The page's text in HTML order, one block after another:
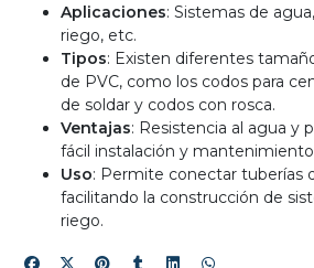
Aplicaciones: Sistemas de
riego, etc.
Tipos: Existen diferentes
de PVC, como los codos para
de soldar y codos con rosca.
Ventajas: Resistencia al agua y
fácil instalación y
Uso: Permite conectar tuberías
facilitando la construcción de
riego.